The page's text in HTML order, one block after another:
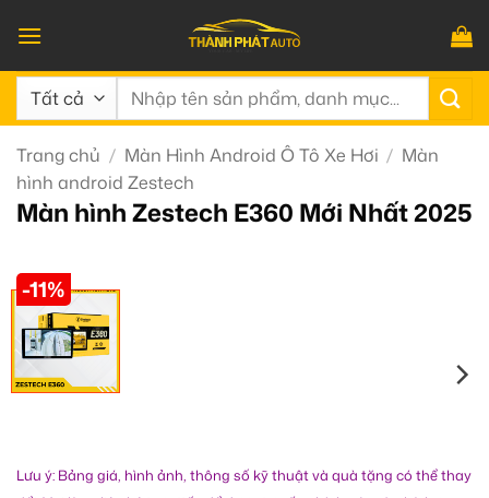
qua
nội
dung
Tìm
Trang chủ / Màn Hình Android Ô Tô Xe Hơi / Màn
hình android Zestech
Màn hình Zestech E360 Mới Nhất 2025
-11%
Lưu ý: Bảng giá, hình ảnh, thông số kỹ thuật và quà tặng có thể thay